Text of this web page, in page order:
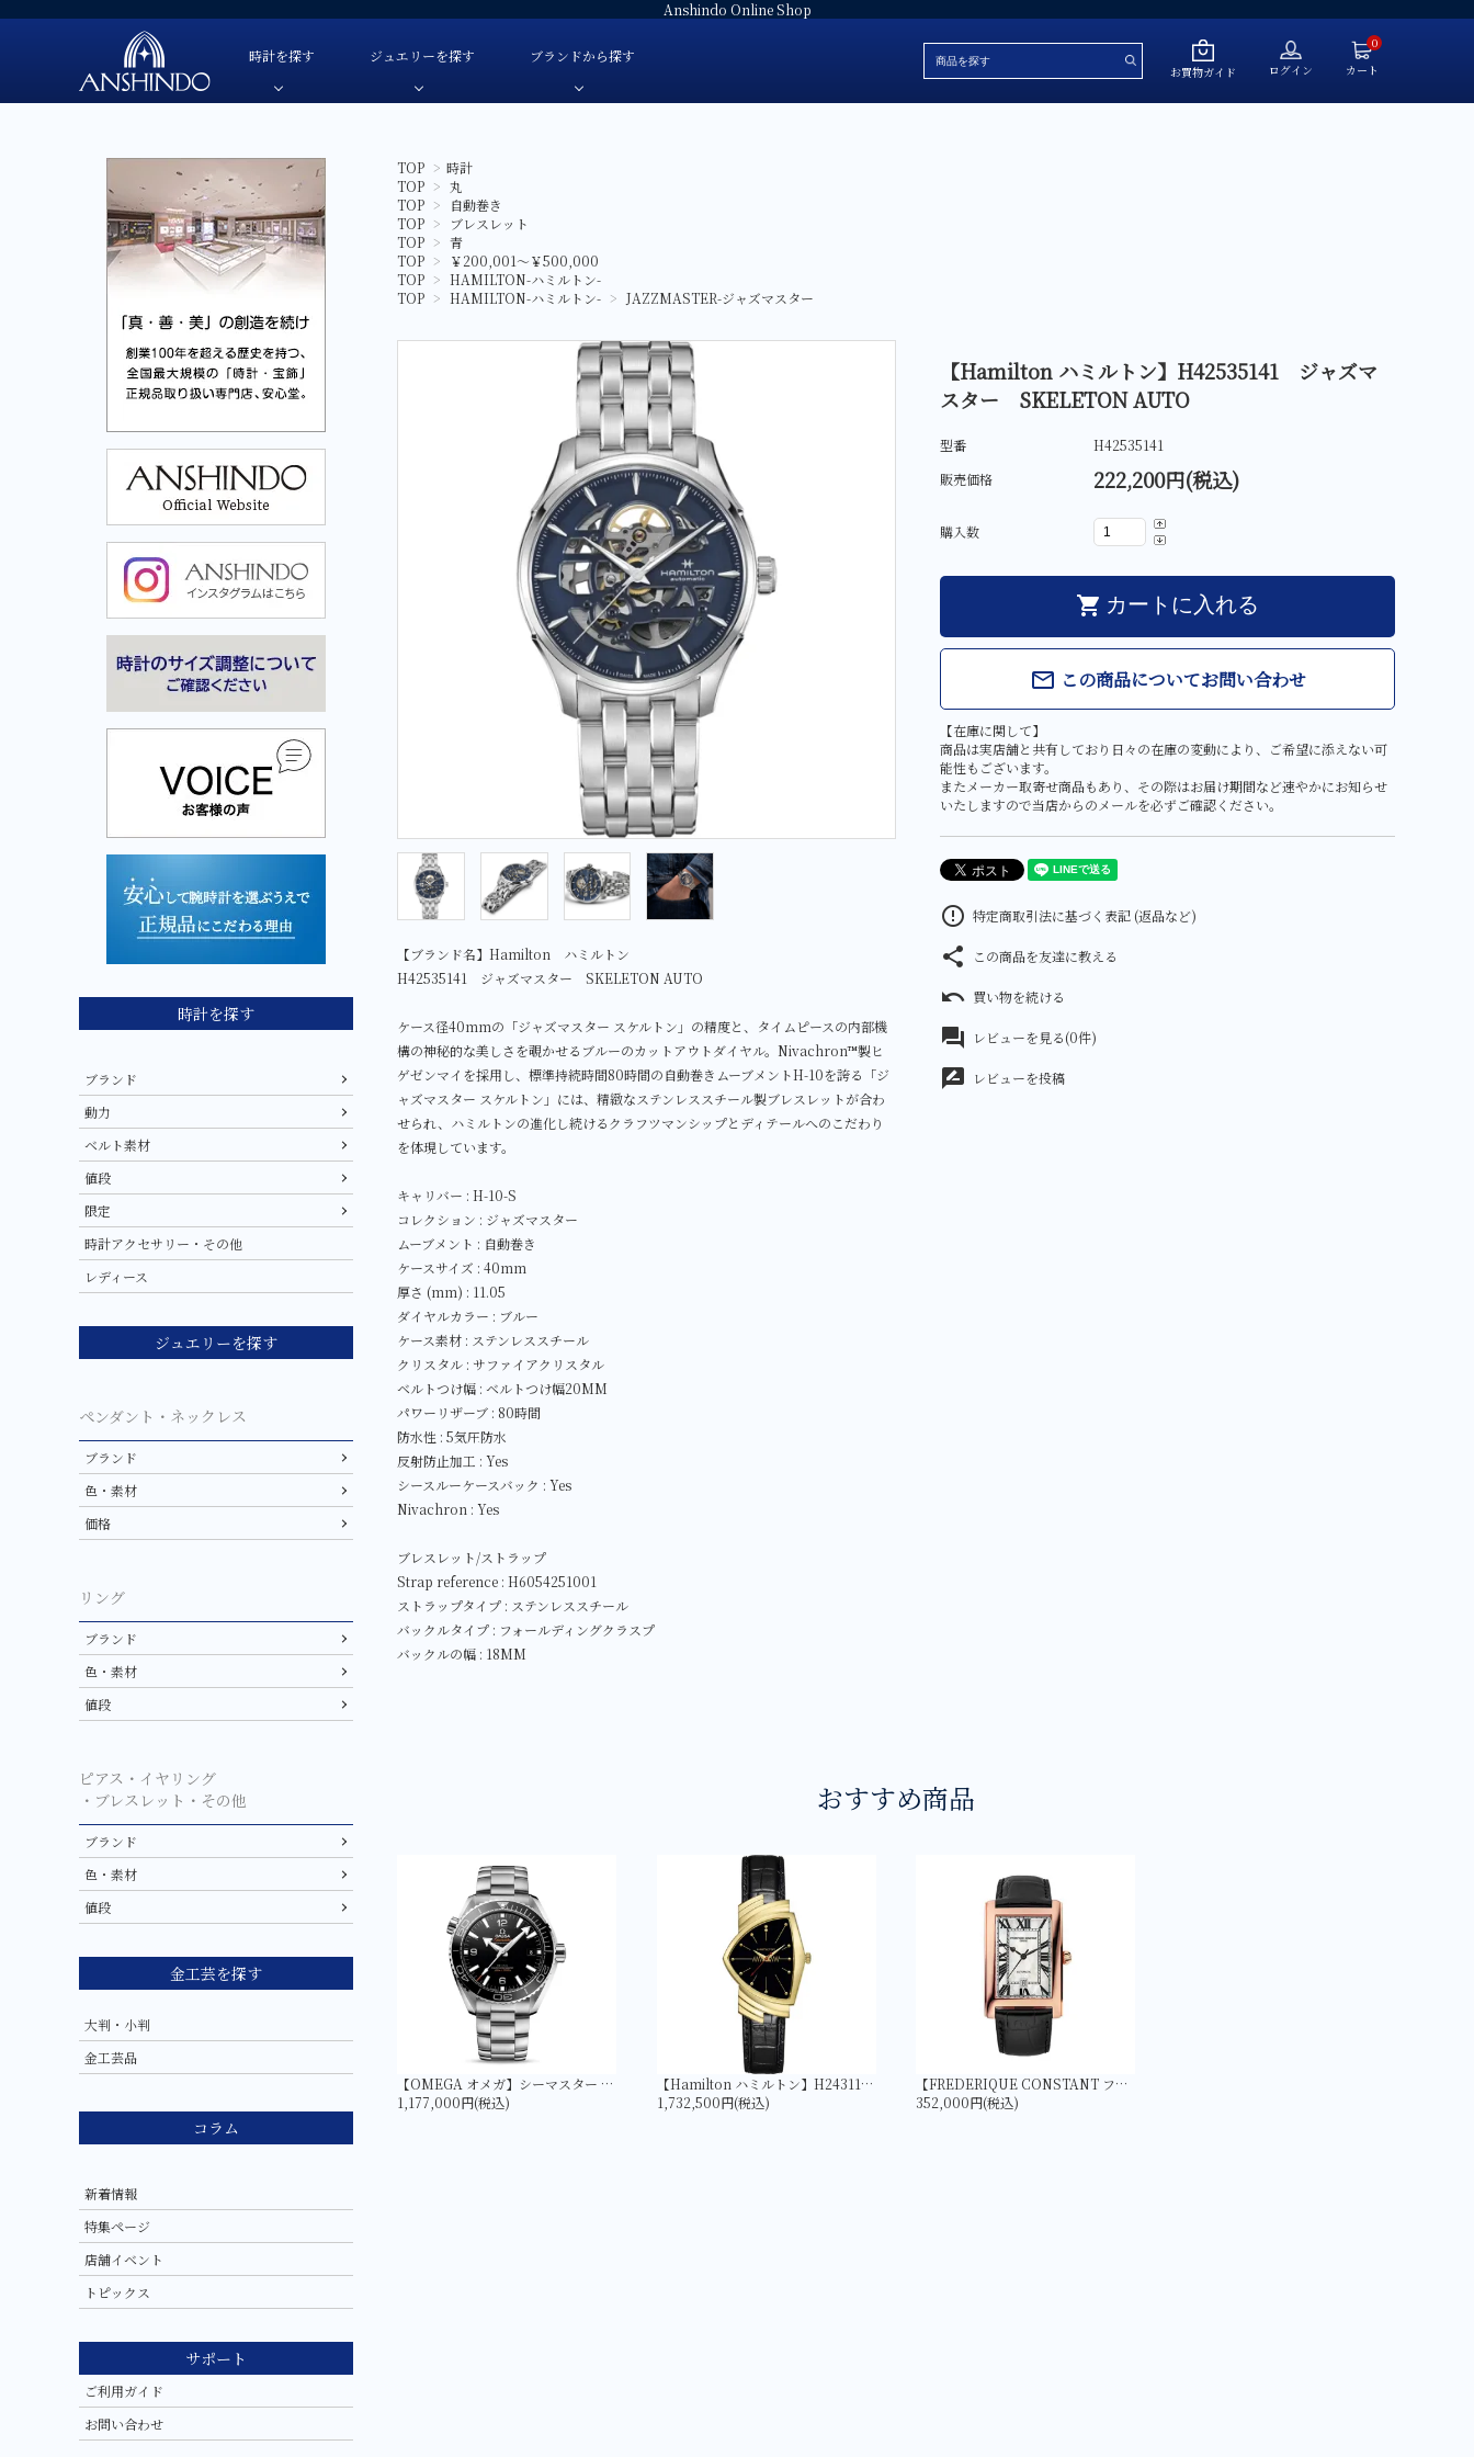
Anshindo Online Shop
時計を探す
TUDOR-チューダー
OMEGA-オメガ-
HAMILTON-ハミルトン-
G-SHOCK-ジーショック-
GARMIN-ガーミン-
FREDERIQUE CONSTANT-
フレデリック・コンスタント-
CITIZEN-シチズン-
SEIKO-セイコー-
Cuervo y Sobrinos-クエル
ボ・イ・ソブリノス-
自動巻き
手巻き
クオーツ
ソーラー
ファブリック
レディース
ジュエリーを探す
色・素材
価格
ブランド
色・素材
価格
ブランド
ブランドから探す
TUDOR-チューダー-
OMEGA-オメガ-
HAMILTON-ハミルトン-
G-SHOCK-ジーショック-
GARMIN-ガーミン-
FREDERIQUE CONSTANT-フレデリック・コンスタント-
CAMPANOLA-カンパノラ-
CITIZEN-シチズン-
SEIKO-セイコー-
Cuervo y Sobrinos-クエルボ・イ・ソブリノス-
E'NOS-イーノス-
Sweet 10 Diamond-スイートテンダイヤモンド-
SUWA-スワ-
AbHeri-アベリ-
大判・小判
金工芸品
お買物ガイド ログイン
0
カート
TOP > 時計
TOP > 丸
TOP >
自動巻き
TOP >
ブレスレット
TOP > 青
TOP >
￥200,001～￥500,000
TOP > HAMILTON-ハミルトン-
TOP > HAMILTON-ハミルトン- > JAZZMASTER-ジャズマスター
【ブランド名】Hamilton ハミルトン
H42535141 ジャズマスター SKELETON AUTO
ケース径40mmの「ジャズマスター スケルトン」の精度と、タイムピースの内部機
構の神秘的な美しさを覗かせるブルーのカットアウトダイヤル。Nivachron™製ヒ
ゲゼンマイを採用し、標準持続時間80時間の自動巻きムーブメントH-10を誇る「ジ
ャズマスター スケルトン」には、精緻なステンレススチール製ブレスレットが合わ
せられ、ハミルトンの進化し続けるクラフツマンシップとディテールへのこだわり
を体現しています。
キャリバー : H-10-S
コレクション : ジャズマスター
ムーブメント : 自動巻き
ケースサイズ : 40mm
厚さ (mm) : 11.05
ダイヤルカラー : ブルー
ケース素材 : ステンレススチール
クリスタル : サファイアクリスタル
ベルトつけ幅 : ベルトつけ幅20MM
パワーリザーブ : 80時間
防水性 : 5気圧防水
反射防止加工 : Yes
シースルーケースバック : Yes
Nivachron : Yes
ブレスレット/ストラップ
Strap reference : H6054251001
ストラップタイプ : ステンレススチール
バックルタイプ : フォールディングクラスプ
バックルの幅 : 18MM
【Hamilton ハミルトン】H42535141 ジャズマ
スター SKELETON AUTO
型番
H42535141
販売価格
222,200円(税込)
購入数
shopping_cart カートに入れる
mail_outline この商品についてお問い合わせ
【在庫に関して】
商品は実店舗と共有しており日々の在庫の変動により、ご希望に添えない可
能性もございます。
またメーカー取寄せ商品もあり、その際はお届け期間など速やかにお知らせ
いたしますので当店からのメールを必ずご確認ください。
error_outline 特定商取引法に基づく表記 (返品など)
share この商品を友達に教える
undo 買い物を続ける
forum レビューを見る(0件)
rate_review レビューを投稿
おすすめ商品
【OMEGA オメガ】シーマスター PLANET OCEAN 600M コーアクシャル マスター クロノメーター 43.5MM 215.30.44.21.01.001
1,177,000円(税込)
【Hamilton ハミルトン】H24311730 ベンチュラ Quartz Gold | LIMITED EDITION
1,732,500円(税込)
【FREDERIQUE CONSTANT フレデリック・コンスタント】FC-303MPW4C4 クラシック カレ オートマチック 日本限定
352,000円(税込)
時計を探す
ブランド
動力
ベルト素材
値段
限定
時計アクセサリー・その他
レディース
ジュエリーを探す
ペンダント・ネックレス
ブランド
色・素材
価格
リング
ブランド
色・素材
値段
ピアス・イヤリング
・ブレスレット・その他
ブランド
色・素材
値段
金工芸を探す
大判・小判
金工芸品
コラム
新着情報
特集ページ
店舗イベント
トピックス
サポート
ご利用ガイド
お問い合わせ